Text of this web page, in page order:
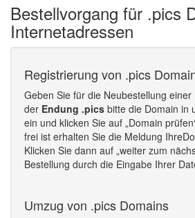
Bestellvorgang für .pics
Internetadressen
Registrierung von .pics
Geben Sie für die Neubestellung
der Endung .pics bitte die Domain in
ein und klicken Sie auf „Domain
frei ist erhalten Sie die Meldung
Klicken Sie dann auf „weiter zum
Bestellung durch die Eingabe Ihrer
Umzug von .pics Domains